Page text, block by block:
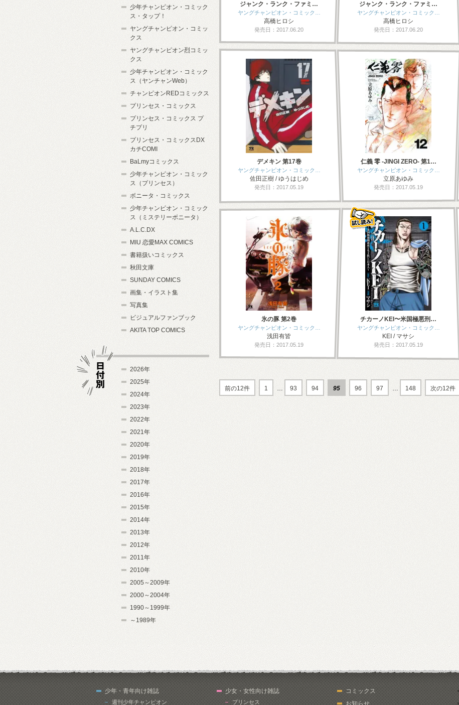
ジャンク・ランク・ファミ…
ヤングチャンピオン・コミック…
高橋ヒロシ
発売日：2017.06.20
ジャンク・ランク・ファミ…
ヤングチャンピオン・コミック…
高橋ヒロシ
発売日：2017.06.20
デメキン 第17巻
ヤングチャンピオン・コミック…
佐田正樹 / ゆうはじめ
発売日：2017.05.19
仁義 零 -JINGI ZERO- 第1…
ヤングチャンピオン・コミック…
立原あゆみ
発売日：2017.05.19
氷の豚 第2巻
ヤングチャンピオン・コミック…
浅田有皆
発売日：2017.05.19
チカーノKEI〜米国極悪刑…
ヤングチャンピオン・コミック…
KEI / マサシ
発売日：2017.05.19
前の12件 1 … 93 94 95 96 97 … 148 次の12件
少年チャンピオン・コミック
ス・タップ！
ヤングチャンピオン・コミッ
クス
ヤングチャンピオン烈コミッ
クス
少年チャンピオン・コミック
ス（ヤンチャンWeb）
チャンピオンREDコミックス
プリンセス・コミックス
プリンセス・コミックス プ
チプリ
プリンセス・コミックスDX
カチCOMI
BaLmyコミックス
少年チャンピオン・コミック
ス（プリンセス）
ボニータ・コミックス
少年チャンピオン・コミック
ス（ミステリーボニータ）
A.L.C.DX
MIU 恋愛MAX COMICS
書籍扱いコミックス
秋田文庫
SUNDAY COMICS
画集・イラスト集
写真集
ビジュアルファンブック
AKITA TOP COMICS
2026年
2025年
2024年
2023年
2022年
2021年
2020年
2019年
2018年
2017年
2016年
2015年
2014年
2013年
2012年
2011年
2010年
2005～2009年
2000～2004年
1990～1999年
～1989年
少年・青年向け雑誌
週刊少年チャンピオン
少女・女性向け雑誌
プリンセス
コミックス
お知らせ